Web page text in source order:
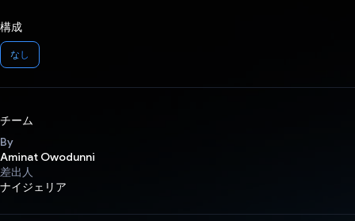
構成
なし
チーム
By
Aminat Owodunni
差出人
ナイジェリア